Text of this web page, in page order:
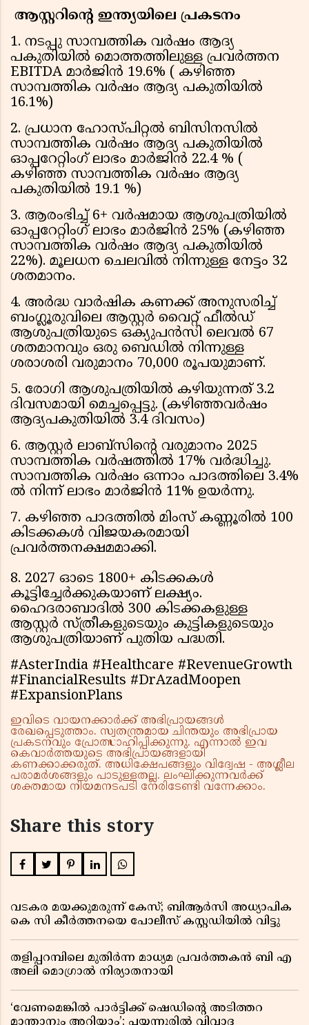
ആസ്റ്ററിന്റെ ഇന്ത്യയിലെ പ്രകടനം
1. നടപ്പു സാമ്പത്തിക വര്‍ഷം ആദ്യ
പകുതിയില്‍ മൊത്തത്തിലുള്ള പ്രവര്‍ത്തന
EBITDA മാര്‍ജിന്‍ 19.6% ( കഴിഞ്ഞ
സാമ്പത്തിക വര്‍ഷം ആദ്യ പകുതിയില്‍
16.1%)
2. പ്രധാന ഹോസ്പിറ്റല്‍ ബിസിനസില്‍
സാമ്പത്തിക വര്‍ഷം ആദ്യ പകുതിയില്‍
ഓപ്പറേറ്റിംഗ് ലാഭം മാര്‍ജിന്‍ 22.4 % (
കഴിഞ്ഞ സാമ്പത്തിക വര്‍ഷം ആദ്യ
പകുതിയില്‍ 19.1 %)
3. ആരംഭിച്ച് 6+ വര്‍ഷമായ ആശുപത്രിയില്‍
ഓപ്പറേറ്റിംഗ് ലാഭം മാര്‍ജിന്‍ 25% (കഴിഞ്ഞ
സാമ്പത്തിക വര്‍ഷം ആദ്യ പകുതിയില്‍
22%). മൂലധന ചെലവില്‍ നിന്നുള്ള നേട്ടം 32
ശതമാനം.
4. അര്‍ദ്ധ വാര്‍ഷിക കണക്ക് അനുസരിച്ച്
ബംഗ്ലൂരുവിലെ ആസ്റ്റര്‍ വൈറ്റ് ഫീല്‍ഡ്
ആശുപത്രിയുടെ ഒക്യുപന്‍സി ലെവല്‍ 67
ശതമാനവും ഒരു ബെഡില്‍ നിന്നുള്ള
ശരാശരി വരുമാനം 70,000 രൂപയുമാണ്.
5. രോഗി ആശുപത്രിയില്‍ കഴിയുന്നത് 3.2
ദിവസമായി മെച്ചപ്പെട്ടു. (കഴിഞ്ഞവര്‍ഷം
ആദ്യപകുതിയില്‍ 3.4 ദിവസം)
6. ആസ്റ്റര്‍ ലാബ്സിന്റെ വരുമാനം 2025
സാമ്പത്തിക വര്‍ഷത്തില്‍ 17% വര്‍ദ്ധിച്ചു.
സാമ്പത്തിക വര്‍ഷം ഒന്നാം പാദത്തിലെ 3.4%
ല്‍ നിന്ന് ലാഭം മാര്‍ജിന്‍ 11% ഉയര്‍ന്നു.
7. കഴിഞ്ഞ പാദത്തില്‍ മിംസ് കണ്ണൂരില്‍ 100
കിടക്കകള്‍ വിജയകരമായി
പ്രവര്‍ത്തനക്ഷമമാക്കി.
8. 2027 ഓടെ 1800+ കിടക്കകള്‍
കൂട്ടിച്ചേര്‍ക്കുകയാണ് ലക്ഷ്യം.
ഹൈദരാബാദില്‍ 300 കിടക്കകളുള്ള
ആസ്റ്റര്‍ സ്ത്രീകളുടെയും കുട്ടികളുടെയും
ആശുപത്രിയാണ് പുതിയ പദ്ധതി.
#AsterIndia #Healthcare #RevenueGrowth
#FinancialResults #DrAzadMoopen
#ExpansionPlans
ഇവിടെ വായനക്കാർക്ക് അഭിപ്രായങ്ങൾ
രേഖപ്പെടുത്താം. സ്വതന്ത്രമായ ചിന്തയും അഭിപ്രായ
പ്രകടനവും പ്രോത്സാഹിപ്പിക്കുന്നു. എന്നാൽ ഇവ
കെവാർത്തയുടെ അഭിപ്രായങ്ങളായി
കണക്കാക്കരുത്. അധിക്ഷേപങ്ങളും വിദ്വേഷ - അശ്ലീല
പരാമർശങ്ങളും പാടുള്ളതല്ല. ലംഘിക്കുന്നവർക്ക്
ശക്തമായ നിയമനടപടി നേരിടേണ്ടി വന്നേക്കാം.
Share this story
വടകര മയക്കുമരുന്ന് കേസ്; ബിആർസി അധ്യാപിക
കെ സി കീർത്തനയെ പോലീസ് കസ്റ്റഡിയിൽ വിട്ടു
തളിപ്പറമ്പിലെ മുതിർന്ന മാധ്യമ പ്രവർത്തകൻ ബി എ
അലി മൊഗ്രാൽ നിര്യാതനായി
‘വേണമെങ്കിൽ പാർട്ടിക്ക് ഷെഡിൻ്റെ അടിത്തറ